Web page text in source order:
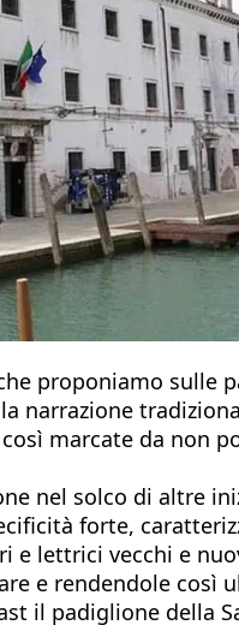
proponiamo
narrazione
marcate da non
nel solco di
forte,
e lettrici vecchi e
e rendendole così
il padiglione della